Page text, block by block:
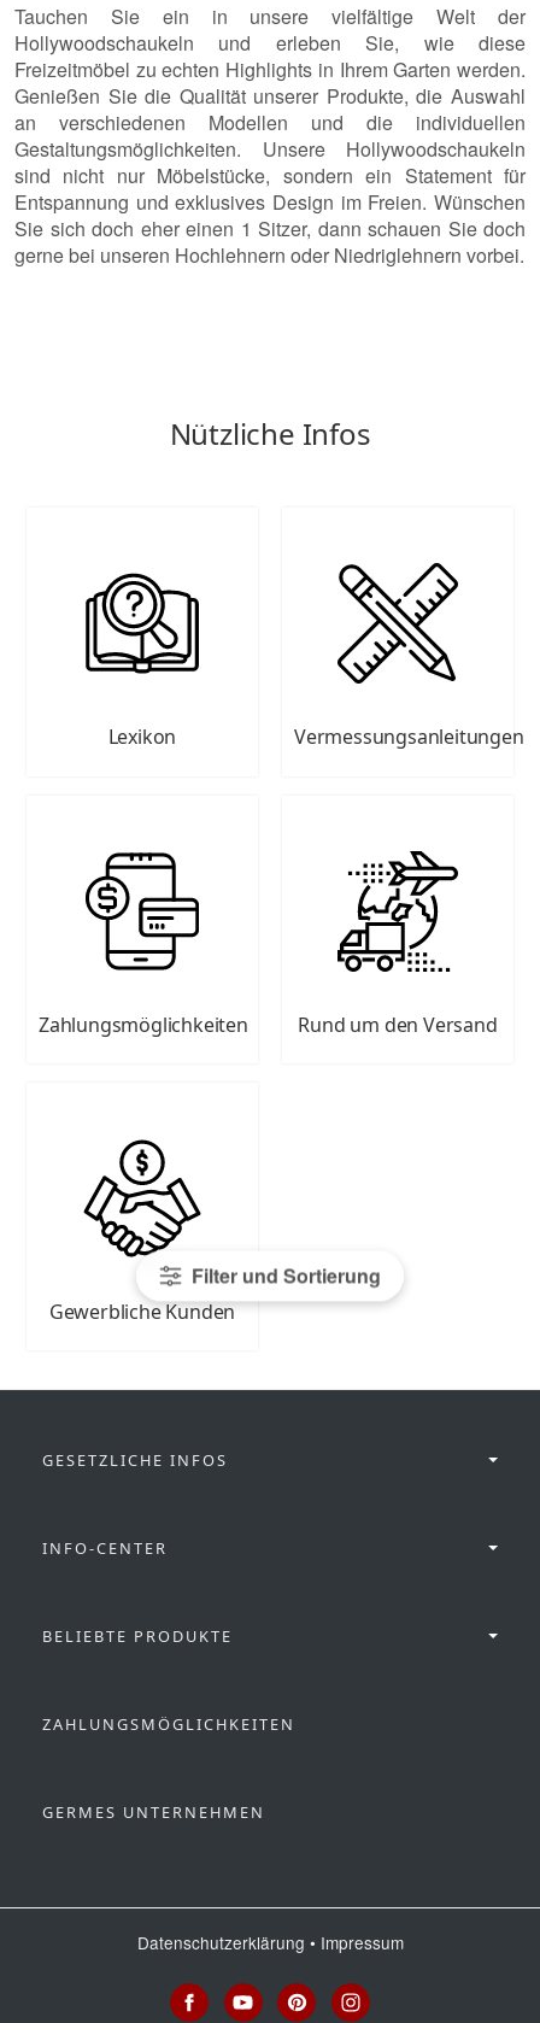
Filter und Sortierung
Tauchen Sie ein in unsere vielfältige Welt der
Hollywoodschaukeln und erleben Sie, wie diese
Freizeitmöbel zu echten Highlights in Ihrem Garten werden.
Genießen Sie die Qualität unserer Produkte, die Auswahl
an verschiedenen Modellen und die individuellen
Gestaltungsmöglichkeiten. Unsere Hollywoodschaukeln
sind nicht nur Möbelstücke, sondern ein Statement für
Entspannung und exklusives Design im Freien. Wünschen
Sie sich doch eher einen 1 Sitzer, dann schauen Sie doch
gerne bei unseren Hochlehnern oder Niedriglehnern vorbei.
Nützliche Infos
Lexikon Vermessungsanleitungen
Zahlungsmöglichkeiten Rund um den Versand
Gewerbliche Kunden
GESETZLICHE INFOS
INFO-CENTER
BELIEBTE PRODUKTE
ZAHLUNGSMÖGLICHKEITEN
GERMES UNTERNEHMEN
Datenschutzerklärung • Impressum